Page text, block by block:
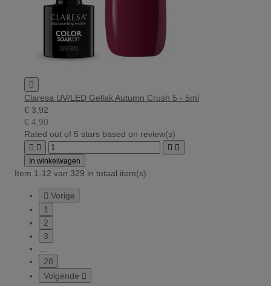

Claresa UV/LED Gellak Autumn Crush 5 - 5ml
€ 3,92
€ 4,90
Rated out of 5 stars based on review(s)
   
In winkelwagen
Item 1-12 van 329 in totaal item(s)
 Vorige
1
2
3
28
Volgende 